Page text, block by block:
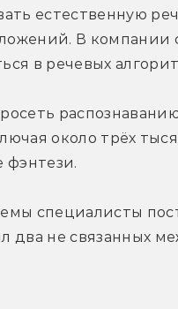
естественную
В компании
в речевых
около трёх
фэнтези.
специалисты
два не связанных